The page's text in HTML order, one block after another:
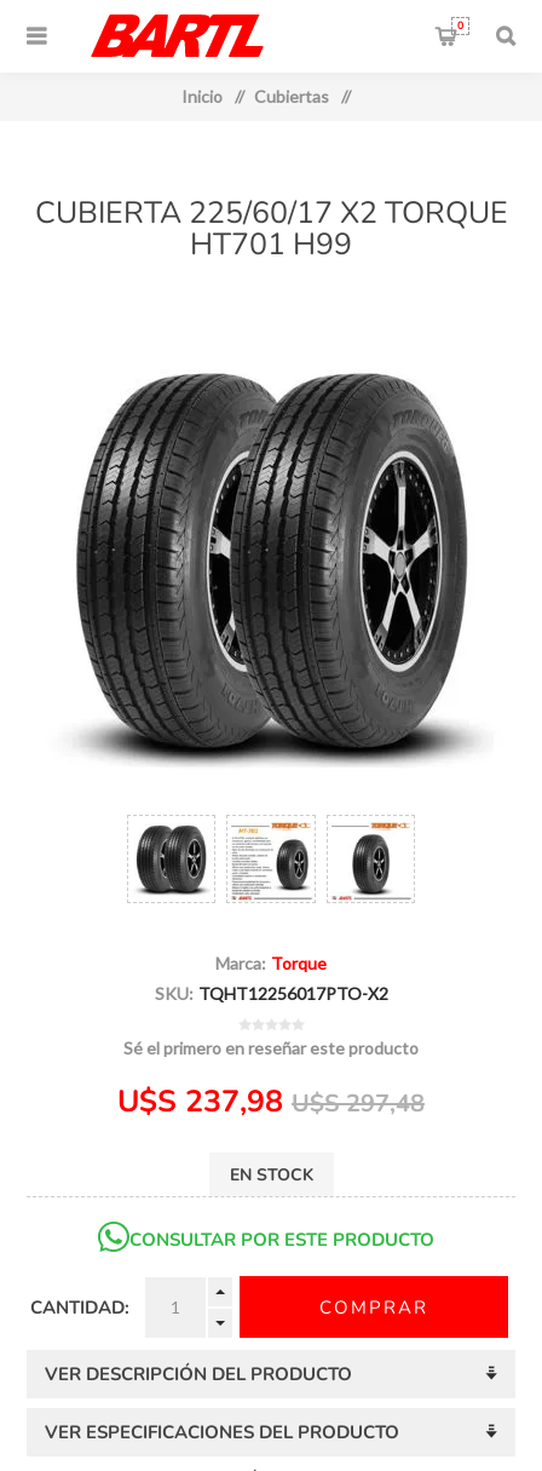
0
Inicio / Cubiertas /
CUBIERTA 225/60/17 X2 TORQUE
HT701 H99
Marca: Torque
SKU: TQHT12256017PTO-X2
Sé el primero en reseñar este producto
U$S 237,98 U$S 297,48
EN STOCK
CONSULTAR POR ESTE PRODUCTO
CANTIDAD:
VER DESCRIPCIÓN DEL PRODUCTO
VER ESPECIFICACIONES DEL PRODUCTO